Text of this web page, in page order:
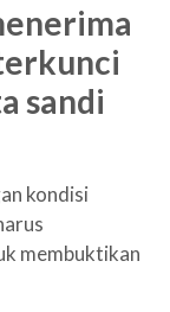
sandi
kondisi
membuktikan